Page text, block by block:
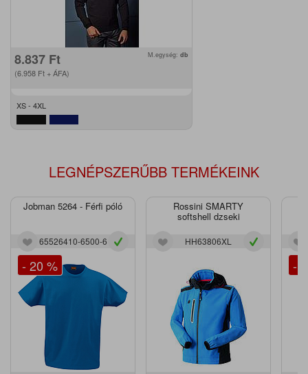
8.837 Ft
(6.958 Ft + ÁFA)
M.egység: db
XS - 4XL
LEGNÉPSZERŰBB TERMÉKEINK
Jobman 5264 - Férfi póló
65526410-6500-6
- 20 %
Rossini SMARTY
softshell dzseki
HH63806XL
-